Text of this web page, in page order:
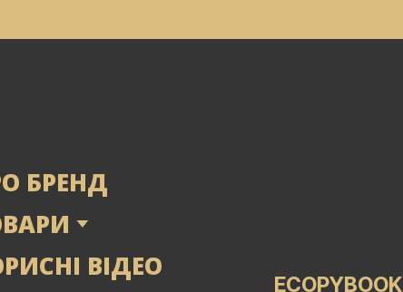
БРЕНД
ВІДЕО
ECOPYBOOK